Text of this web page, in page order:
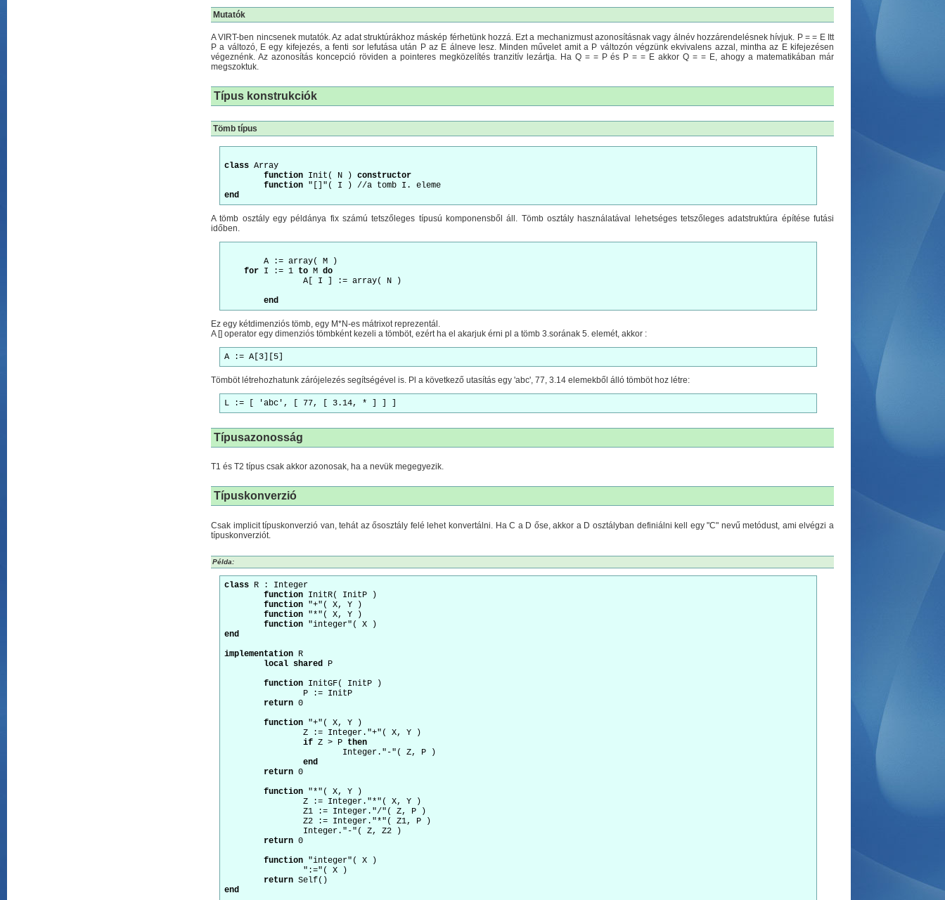
Mutatók
A VIRT-ben nincsenek mutatók. Az adat struktúrákhoz máskép férhetünk hozzá. Ezt a mechanizmust azonosításnak vagy álnév hozzárendelésnek hívjuk. P = = E Itt
P a változó, E egy kifejezés, a fenti sor lefutása után P az E álneve lesz. Minden művelet amit a P változón végzünk ekvivalens azzal, mintha az E kifejezésen
végeznénk. Az azonosítás koncepció röviden a pointeres megközelítés tranzitív lezártja. Ha Q = = P és P = = E akkor Q = = E, ahogy a matematikában már
megszoktuk.
Típus konstrukciók
Tömb típus
class Array
function Init( N ) constructor
function
end
A tömb osztály egy példánya fix számú tetszőleges típusú komponensből áll. Tömb osztály használatával lehetséges tetszőleges adatstruktúra építése futási
időben.
for I := 1 to M do
		A[ I ] := array( N )
end
Ez egy kétdimenziós tömb, egy M*N-es mátrixot reprezentál.
A [] operator egy dimenziós tömbként kezeli a tömböt, ezért ha el akarjuk érni pl a tömb 3.sorának 5. elemét, akkor :
A := A[3][5]
Tömböt létrehozhatunk zárójelezés segítségével is. Pl a következő utasítás egy 'abc', 77, 3.14 elemekből álló tömböt hoz létre:
L := [ 'abc', [ 77, [ 3.14, * ] ] ]
Típusazonosság
T1 és T2 típus csak akkor azonosak, ha a nevük megegyezik.
Típuskonverzió
Csak implicit típuskonverzió van, tehát az ősosztály felé lehet konvertálni. Ha C a D őse, akkor a D osztályban definiálni kell egy "C" nevű metódust, ami elvégzi a
típuskonverziót.
Példa:
class R : Integer
function InitR( InitP )
function "+"( X, Y )
function "*"( X, Y )
function
end
implementation R
local shared P
function InitGF( InitP )
return 0
function "+"( X, Y )
if Z > P then
end
return 0
function "*"( X, Y )
return 0
function "integer"( X )
return
end